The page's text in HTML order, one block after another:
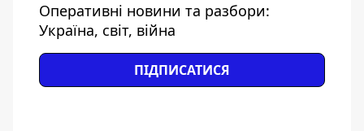
Оперативні новини та разбори:
Україна, світ, війна
ПІДПИСАТИСЯ